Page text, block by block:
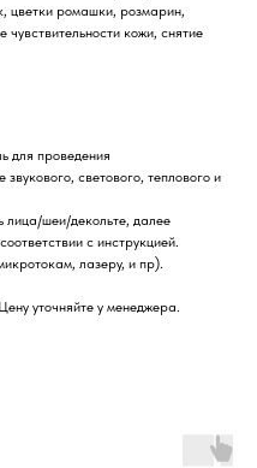
цветки ромашки, розмарин,
кожи, снятие
для проведения
светового, теплового и
лица/шеи/декольте, далее
с инструкцией.
лазеру, и пр).
уточняйте у менеджера.